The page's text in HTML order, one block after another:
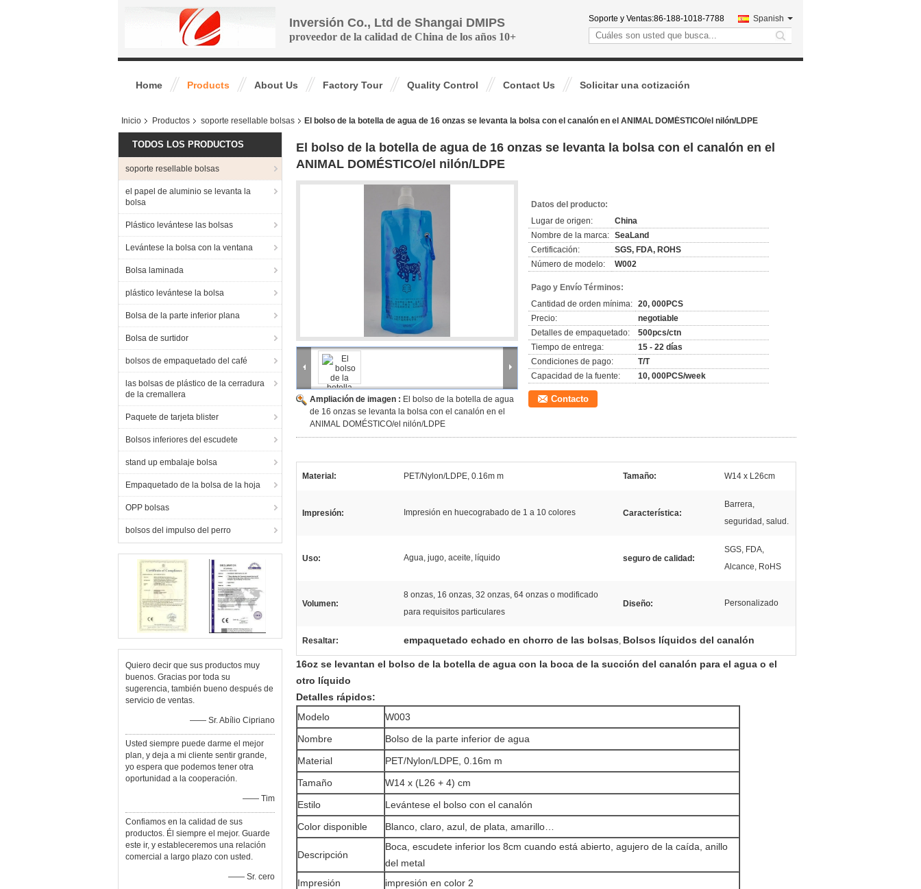
Inversión Co., Ltd de Shangai DMIPS
proveedor de la calidad de China de los años 10+
Soporte y Ventas:86-188-1018-7788 Spanish
search
Home Products About Us Factory Tour Quality Control Contact Us Solicitar una cotización
Inicio Productos soporte resellable bolsas El bolso de la botella de agua de 16 onzas se levanta la bolsa con el canalón en el ANIMAL DOMÉSTICO/el nilón/LDPE
TODOS LOS PRODUCTOS
soporte resellable bolsas
el papel de aluminio se levanta la
bolsa
Plástico levántese las bolsas
Levántese la bolsa con la ventana
Bolsa laminada
plástico levántese la bolsa
Bolsa de la parte inferior plana
Bolsa de surtidor
bolsos de empaquetado del café
las bolsas de plástico de la cerradura
de la cremallera
Paquete de tarjeta blister
Bolsos inferiores del escudete
stand up embalaje bolsa
Empaquetado de la bolsa de la hoja
OPP bolsas
bolsos del impulso del perro
Quiero decir que sus productos muy
buenos. Gracias por toda su
sugerencia, también bueno después de
servicio de ventas.
—— Sr. Abílio Cipriano
Usted siempre puede darme el mejor
plan, y deja a mi cliente sentir grande,
yo espera que podemos tener otra
oportunidad a la cooperación.
—— Tim
Confiamos en la calidad de sus
productos. Él siempre el mejor. Guarde
este ir, y estableceremos una relación
comercial a largo plazo con usted.
—— Sr. cero
El bolso de la botella de agua de 16 onzas se levanta la bolsa con el canalón en el
ANIMAL DOMÉSTICO/el nilón/LDPE
Ampliación de imagen : El bolso de la botella de agua
de 16 onzas se levanta la bolsa con el canalón en el
ANIMAL DOMÉSTICO/el nilón/LDPE
Datos del producto:
Lugar de origen:
China
Nombre de la marca: SeaLand
Certificación:
SGS, FDA, ROHS
Número de modelo:
W002
Pago y Envío Términos:
Cantidad de orden mínima: 20, 000PCS
Precio:
negotiable
Detalles de empaquetado:
500pcs/ctn
Tiempo de entrega:
15 - 22 días
Condiciones de pago:
T/T
Capacidad de la fuente:
10, 000PCS/week
Contacto
Material: PET/Nylon/LDPE, 0.16m m Tamaño: W14 x L26cm
Impresión: Impresión en huecograbado de 1 a 10 colores Característica:
Barrera,
seguridad, salud.
Uso: Agua, jugo, aceite, líquido seguro de calidad:
SGS, FDA,
Alcance, RoHS
Volumen:
8 onzas, 16 onzas, 32 onzas, 64 onzas o modificado
para requisitos particulares
Diseño: Personalizado
Resaltar: empaquetado echado en chorro de las bolsas, Bolsos líquidos del canalón
16oz se levantan el bolso de la botella de agua con la boca de la succión del canalón para el agua o el
otro líquido
Detalles rápidos:
Modelo
W003
Nombre
Bolso de la parte inferior de agua
Material
PET/Nylon/LDPE, 0.16m m
Tamaño
W14 x (L26 + 4) cm
Estilo
Levántese el bolso con el canalón
Color disponible
Blanco, claro, azul, de plata, amarillo…
Descripción
Boca, escudete inferior los 8cm cuando está abierto, agujero de la caída, anillo
del metal
Impresión
impresión en color 2